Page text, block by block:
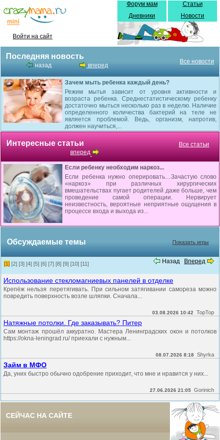
Войти на сайт
Форум мам
Дневники
Статьи
Новости
Последняя новость
назад вперед
Все новости
Зачем мыть ребенка каждый день?
Режим мытья зависит от уровня активности и
возраста ребенка. Среднестатистическому ребенку
достаточно мыться несколько раз в неделю. Наличие
определенного количества бактерий на теле не
является проблемой. Ведь, организм, напротив,
должен научиться,...
Интересные статьи
вперед
Все статьи
Если ребенку необходим наркоз...
Если ребенка нужно оперировать…Зачастую слово
«наркоз» при различных хирургических
вмешательствах пугает родителей даже больше, чем
проведение самой операции. Нервирует
неизвестность, вероятные неприятные ощущения в
процессе входа и выхода из...
Обсуждаемые темы Показать игры
Назад Вперед
[1] [2] [3] [4] [5] [6] [7] [8] [9] [10] [11]
Использование стекломагниевых панелей в отделке
Крепёж нельзя перетягивать. При сильном затягивании самореза можно
повредить поверхность возле шляпки. Сначала...
03.08.2026 10:42 TopTop
Натяжные потолки. Где заказывать? Питер
Сам монтаж прошёл аккуратно. Мастера Ленинградских окон и потолков
https://okna-leningrad.ru/ приехали с нужным...
08.07.2026 8:18 Shyrka
Займ в МФО
Да, уних быстро обычно одобрение приходит, что мне и нравится у них...
27.06.2026 21:05 Gorinich
СЕЙЧАС НА САЙТЕ